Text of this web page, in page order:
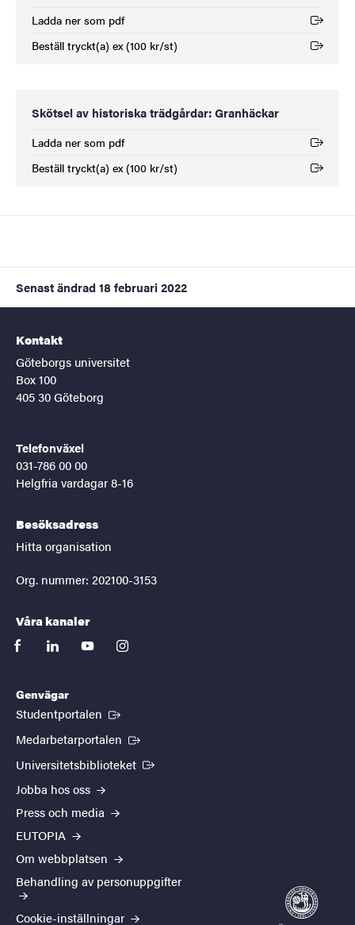
Ladda ner som pdf
(Extern länk)
Beställ tryckt(a) ex (100 kr/st)
(Extern länk)
Skötsel av historiska trädgårdar: Granhäckar
Ladda ner som pdf
(Extern länk)
Beställ tryckt(a) ex (100 kr/st)
(Extern länk)
Senast ändrad 18 februari 2022
Kontakt
Göteborgs universitet
Box 100
405 30 Göteborg
Telefonväxel
031-786 00 00
Helgfria vardagar 8-16
Besöksadress
Hitta organisation
Org. nummer: 202100-3153
Våra kanaler
facebooklinkedinyoutubeinstagram
Genvägar
Studentportalen (Extern länk)
Medarbetarportalen (Extern länk)
Universitetsbiblioteket (Extern länk)
Jobba hos oss
Press och media
EUTOPIA
Om webbplatsen
Behandling av personuppgifter
Cookie-inställningar